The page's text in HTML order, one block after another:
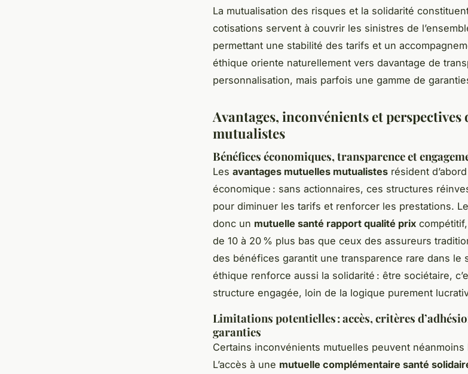
La mutualisation des risques et la solidarité
cotisations servent à couvrir les sinistres de
permettant une stabilité des tarifs et un
éthique oriente naturellement vers davantage de
personnalisation, mais parfois une gamme de
Avantages, inconvénients et perspectives
mutualistes
Bénéfices économiques, transparence et
Les avantages mutuelles mutualistes résident
économique : sans actionnaires, ces structures
pour diminuer les tarifs et renforcer les prestations.
donc un mutuelle santé rapport qualité prix
de 10 à 20 % plus bas que ceux des assureurs
des bénéfices garantit une transparence rare dans le
éthique renforce aussi la solidarité : être sociétaire,
structure engagée, loin de la logique purement
Limitations potentielles : accès, critères
garanties
Certains inconvénients mutuelles peuvent
L’accès à une mutuelle complémentaire santé